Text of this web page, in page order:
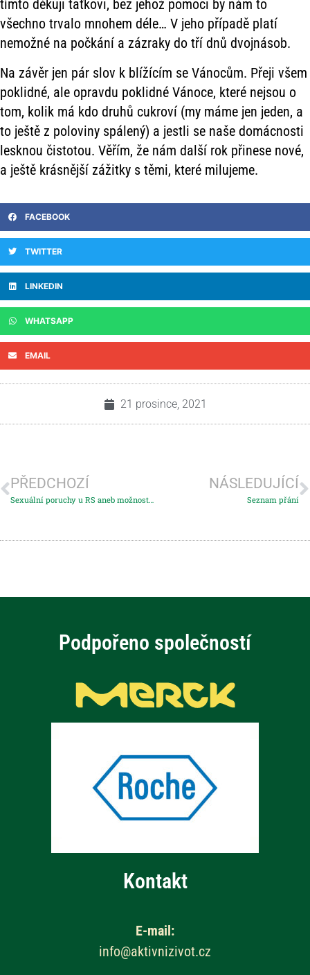
tímto děkuji taťkovi, bez jehož pomoci by nám to
všechno trvalo mnohem déle… V jeho případě platí
nemožné na počkání a zázraky do tří dnů dvojnásob.
Na závěr jen pár slov k blížícím se Vánocům. Přeji všem
poklidné, ale opravdu poklidné Vánoce, které nejsou o
tom, kolik má kdo druhů cukroví (my máme jen jeden, a
to ještě z poloviny spálený) a jestli se naše domácnosti
lesknou čistotou. Věřím, že nám další rok přinese nové,
a ještě krásnější zážitky s těmi, které milujeme.
FACEBOOK
TWITTER
LINKEDIN
WHATSAPP
EMAIL
21 prosince, 2021
PŘEDCHOZÍ
Sexuální poruchy u RS aneb možnosti řešení tu jsou
NÁSLEDUJÍCÍ
Seznam přání
Podpořeno společností
Kontakt
E-mail:
info@aktivnizivot.cz